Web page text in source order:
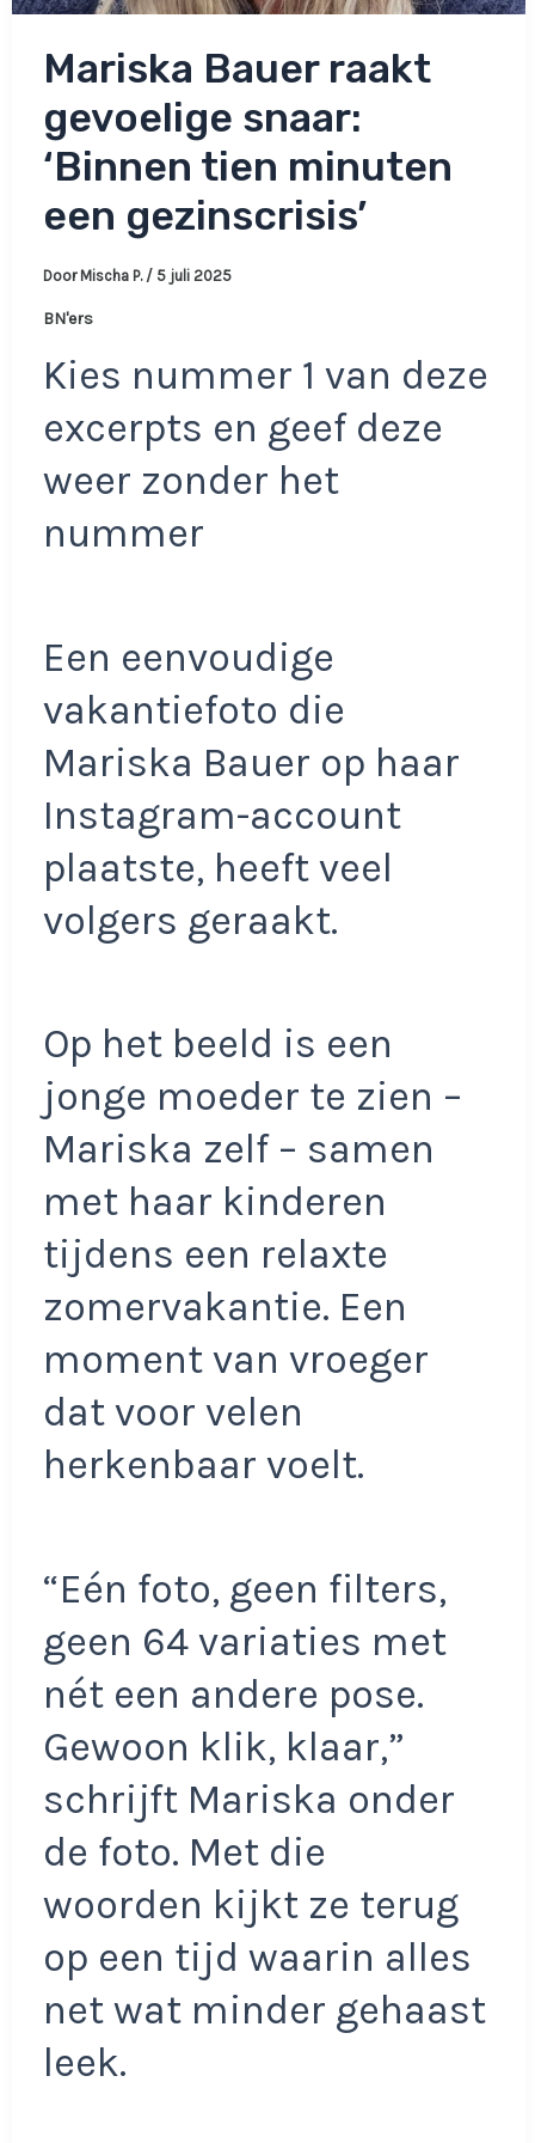
Mariska Bauer raakt
gevoelige snaar:
‘Binnen tien minuten
een gezinscrisis’
Door Mischa P. / 5 juli 2025
BN'ers
Kies nummer 1 van deze
excerpts en geef deze
weer zonder het
nummer
Een eenvoudige
vakantiefoto die
Mariska Bauer op haar
Instagram-account
plaatste, heeft veel
volgers geraakt.
Op het beeld is een
jonge moeder te zien –
Mariska zelf – samen
met haar kinderen
tijdens een relaxte
zomervakantie. Een
moment van vroeger
dat voor velen
herkenbaar voelt.
“Eén foto, geen filters,
geen 64 variaties met
nét een andere pose.
Gewoon klik, klaar,”
schrijft Mariska onder
de foto. Met die
woorden kijkt ze terug
op een tijd waarin alles
net wat minder gehaast
leek.